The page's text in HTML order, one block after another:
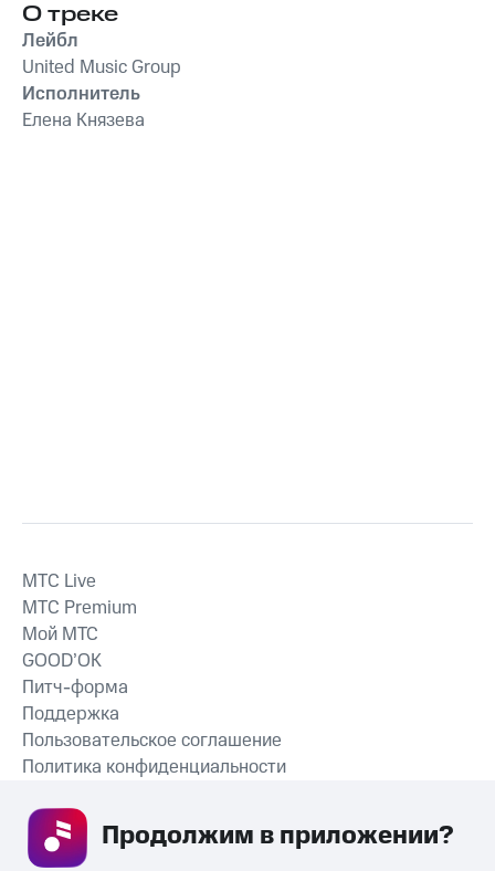
О треке
Лейбл
United Music Group
Исполнитель
Елена Князева
СКАЧАТЬ ПРИЛОЖЕНИЕ
MTС Live
MTС Premium
Мой МТС
GOOD’OK
Питч-форма
Поддержка
Пользовательское соглашение
Политика конфиденциальности